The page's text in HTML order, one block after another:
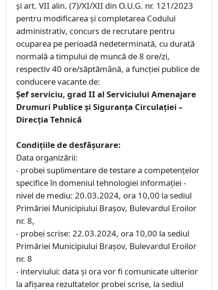
și art. VII alin. (7)/XI/XII din O.U.G. nr. 121/2023
pentru modificarea și completarea Codului
administrativ, concurs de recrutare pentru
ocuparea pe perioadă nedeterminată, cu durată
normală a timpului de muncă de 8 ore/zi,
respectiv 40 ore/săptămână, a funcţiei publice de
conducere vacante de:
Șef serviciu, grad II al Serviciului Amenajare
Drumuri Publice și Siguranța Circulației –
Direcția Tehnică
Condiţiile de desfăşurare:
Data organizării:
- probei suplimentare de testare a competențelor
specifice în domeniul tehnologiei informației -
nivel de mediu: 20.03.2024, ora 10,00 la sediul
Primăriei Municipiului Braşov, Bulevardul Eroilor
nr. 8,
- probei scrise: 22.03.2024, ora 10,00 la sediul
Primăriei Municipiului Braşov, Bulevardul Eroilor
nr. 8
- interviului: data şi ora vor fi comunicate ulterior
la afişarea rezultatelor probei scrise, la sediul